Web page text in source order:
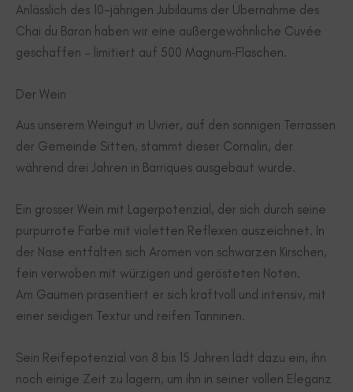
Anlässlich des 10-jährigen Jubiläums der Übernahme des
Chai du Baron haben wir eine außergewöhnliche Cuvée
geschaffen – limitiert auf 500 Magnum‑Flaschen.
Der Wein
Aus unserem Weingut in Uvrier, auf den sonnigen Terrassen
der Gemeinde Sitten, stammt dieser Cornalin, der
während drei Jahren in Barriques ausgebaut wurde.
Ein grosser Wein mit Lagerpotenzial, der sich durch seine
purpurrote Farbe mit violetten Reflexen auszeichnet. In
der Nase entfalten sich Aromen von schwarzen Kirschen,
fein verwoben mit würzigen und gerösteten Noten.
Am Gaumen präsentiert er sich kraftvoll und intensiv, mit
einer seidigen Textur und reifen Tanninen.
Sein Reifepotenzial von 8 bis 15 Jahren lädt dazu ein, ihn
noch einige Zeit zu lagern, um ihn in seiner vollen Eleganz